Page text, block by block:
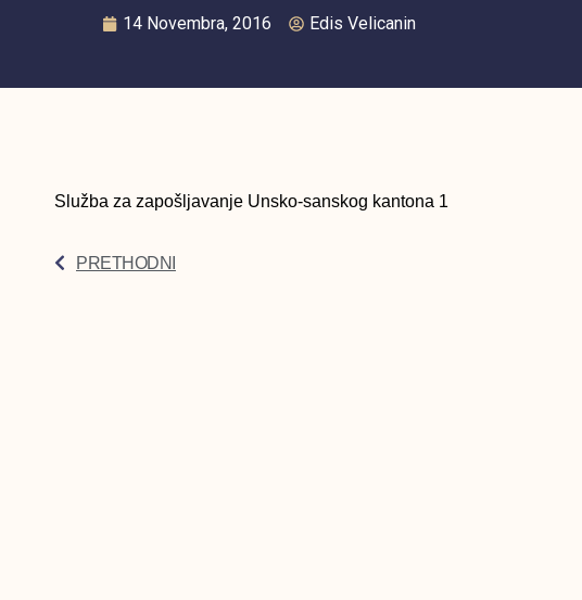
14 Novembra, 2016 Edis Velicanin
Služba za zapošljavanje Unsko-sanskog kantona 1
PRETHODNI